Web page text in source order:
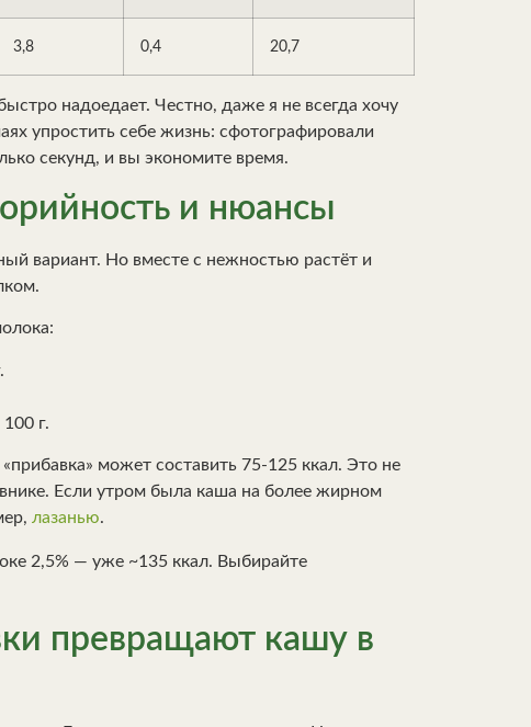
3,8 0,4 20,7
надоедает. Честно, даже я не всегда хочу
упростить себе жизнь: сфотографировали
секунд, и вы экономите время.
и нюансы
вариант. Но вместе с нежностью растёт и
г.
может составить 75-125 ккал. Это не
Если утром была каша на более жирном
лазанью.
2,5% — уже ~135 ккал. Выбирайте
превращают кашу в